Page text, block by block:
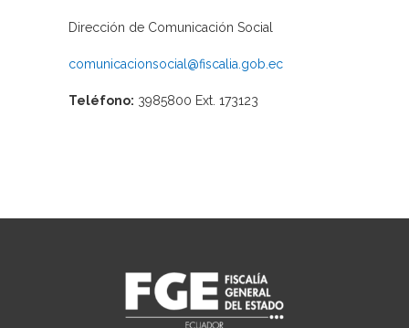
Dirección de Comunicación Social
comunicacionsocial@fiscalia.gob.ec
Teléfono: 3985800 Ext. 173123